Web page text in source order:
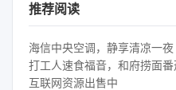
推荐阅读
海信中央空调，静享清凉一夜
打工人速食福音，和府捞面番
互联网资源出售中